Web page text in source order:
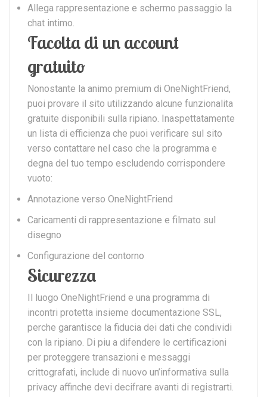
Allega rappresentazione e schermo passaggio la
chat intimo.
Facolta di un account
gratuito
Nonostante la animo premium di OneNightFriend,
puoi provare il sito utilizzando alcune funzionalita
gratuite disponibili sulla ripiano. Inaspettatamente
un lista di efficienza che puoi verificare sul sito
verso contattare nel caso che la programma e
degna del tuo tempo escludendo corrispondere
vuoto:
Annotazione verso OneNightFriend
Caricamenti di rappresentazione e filmato sul
disegno
Configurazione del contorno
Sicurezza
Il luogo OneNightFriend e una programma di
incontri protetta insieme documentazione SSL,
perche garantisce la fiducia dei dati che condividi
con la ripiano. Di piu a difendere le certificazioni
per proteggere transazioni e messaggi
crittografati, include di nuovo un’informativa sulla
privacy affinche devi decifrare avanti di registrarti.